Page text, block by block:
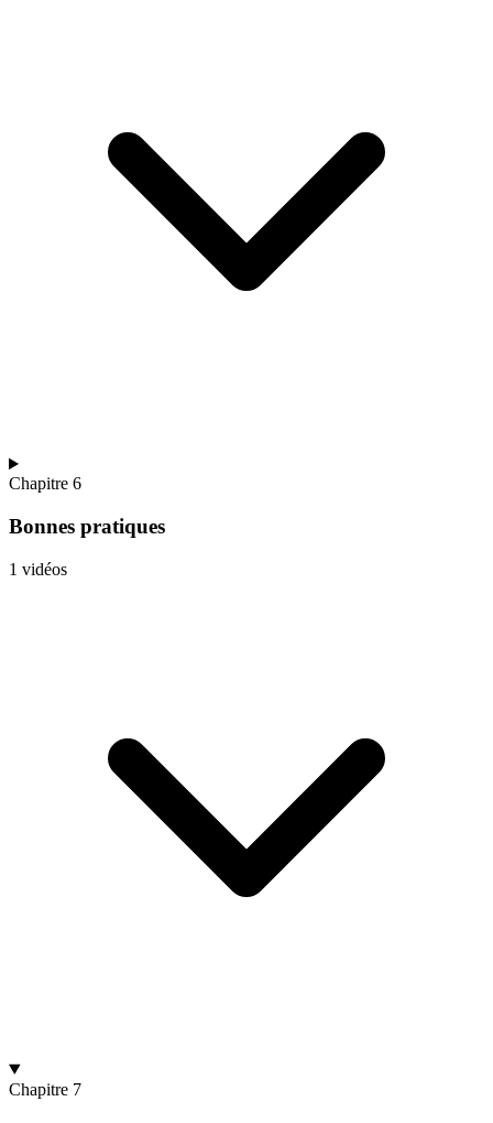
Chapitre 6
Bonnes pratiques
1 vidéos
Chapitre 7